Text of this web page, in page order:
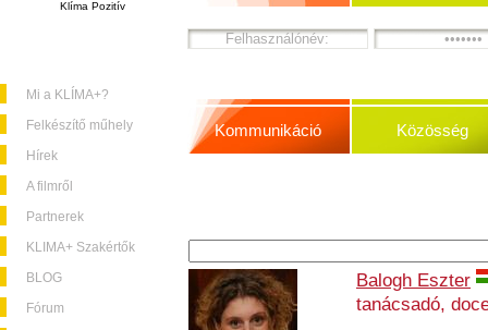
Klíma Pozitív
Mi a KLÍMA+?
Felkészítő műhely
Hírek
A filmről
Partnerek
KLIMA+ Szakértők
BLOG
Fórum
Kommunikáció Közösség
Balogh Eszter
tanácsadó,